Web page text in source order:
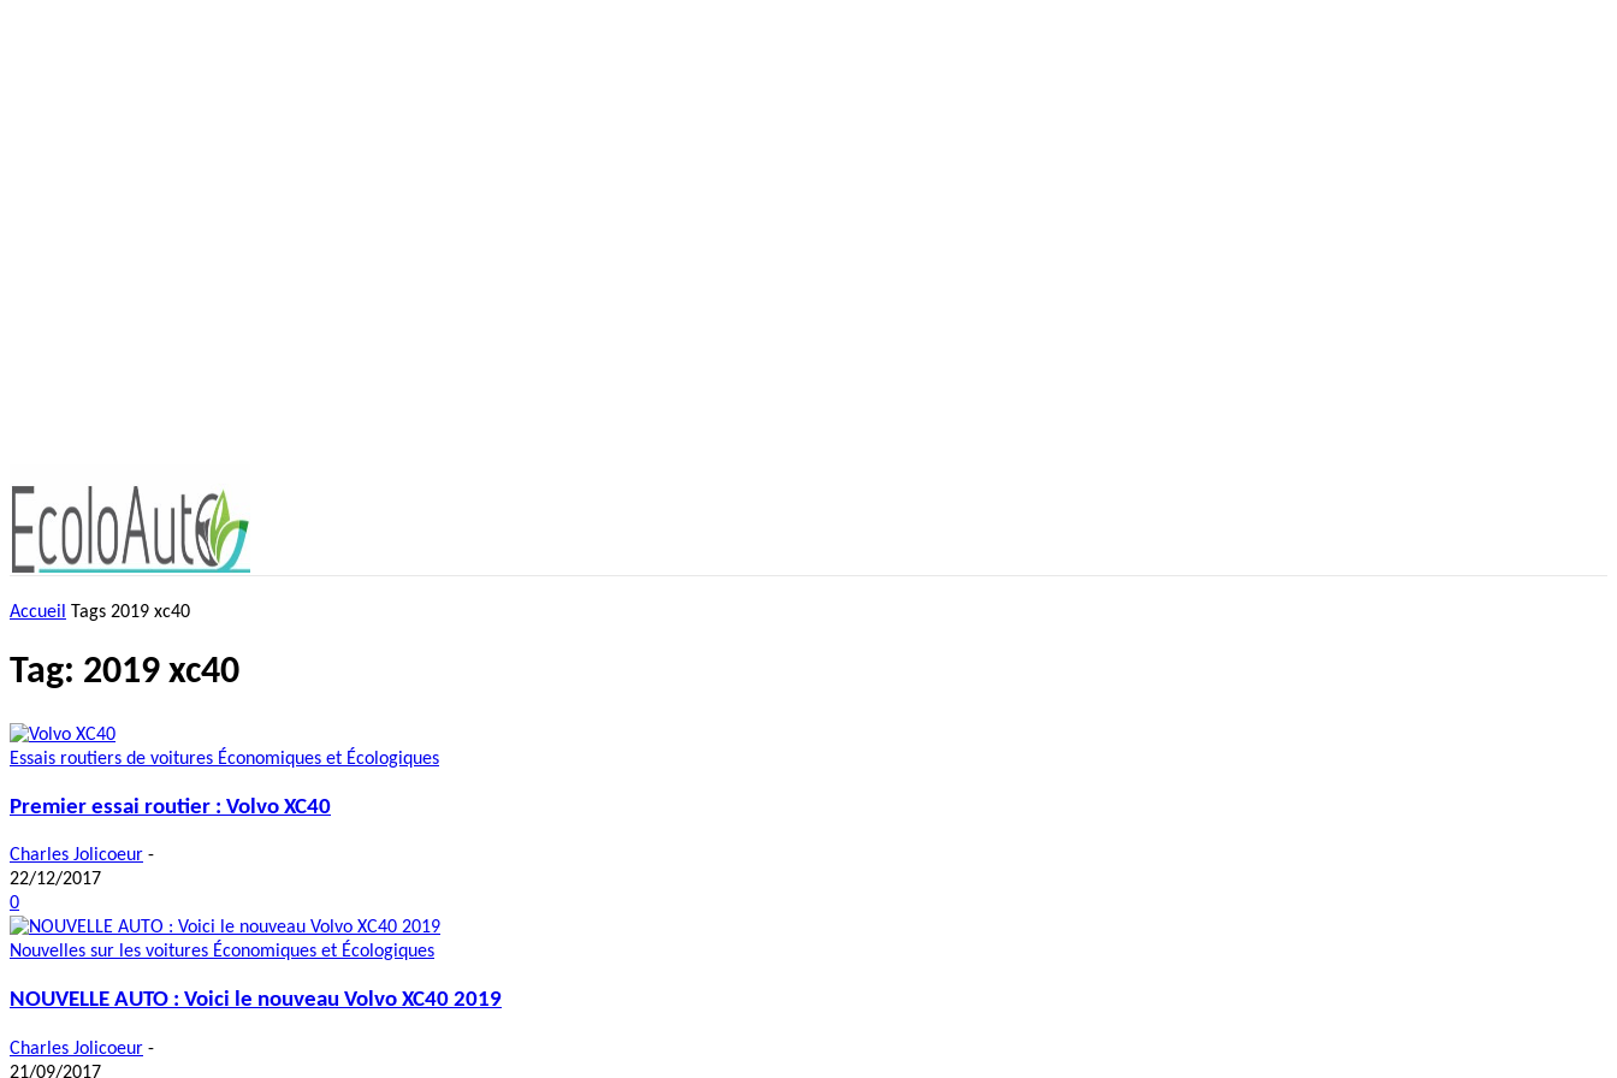
Accueil Tags 2019 xc40
Tag: 2019 xc40
Essais routiers de voitures Économiques et Écologiques
Premier essai routier : Volvo XC40
Charles Jolicoeur -
22/12/2017
0
Nouvelles sur les voitures Économiques et Écologiques
NOUVELLE AUTO : Voici le nouveau Volvo XC40 2019
Charles Jolicoeur -
21/09/2017